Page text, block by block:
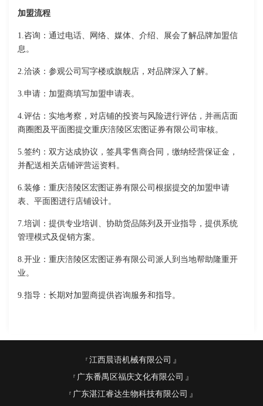
加盟流程
1.咨询：通过电话、网络、媒体、介绍、展会了解品牌加盟信
息。
2.洽谈：参观公司写字楼或旗舰店，对品牌深入了解。
3.申请：加盟商填写加盟申请表。
4.评估：实地考察，对店铺的投资与风险进行评估，并画店面
商圈图及平面图提交重庆涪陵区宏图证券有限公司审核。
5.签约：双方达成协议，签具零售商合同，缴纳经营保证金，
并配送相关店铺评营运资料。
6.装修：重庆涪陵区宏图证券有限公司根据提交的加盟申请
表、平面图进行店铺设计。
7.培训：提供专业培训、协助货品陈列及开业指导，提供系统
管理模式及促销方案。
8.开业：重庆涪陵区宏图证券有限公司派人到当地帮助隆重开
业。
9.指导：长期对加盟商提供咨询服务和指导。
江西晨语机械有限公司
广东番禺区福庆文化有限公司
广东湛江睿达生物科技有限公司